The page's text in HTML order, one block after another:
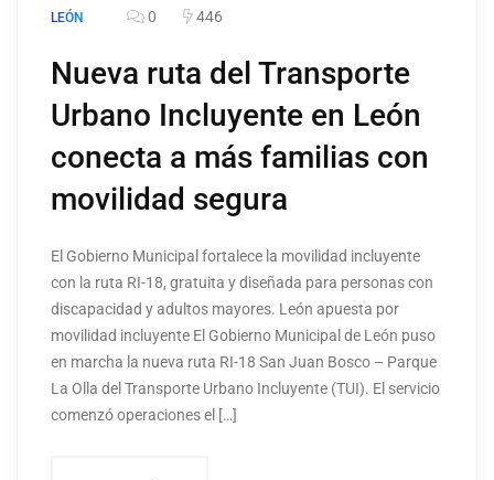
LEÓN 0 446
Nueva ruta del Transporte
Urbano Incluyente en León
conecta a más familias con
movilidad segura
El Gobierno Municipal fortalece la movilidad incluyente
con la ruta RI-18, gratuita y diseñada para personas con
discapacidad y adultos mayores. León apuesta por
movilidad incluyente El Gobierno Municipal de León puso
en marcha la nueva ruta RI-18 San Juan Bosco – Parque
La Olla del Transporte Urbano Incluyente (TUI). El servicio
comenzó operaciones el […]